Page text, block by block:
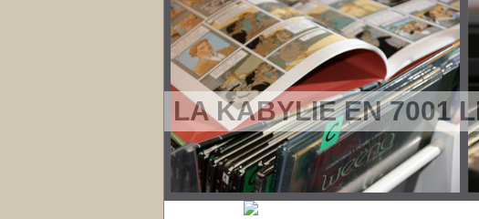
LA KABYLIE EN 7001